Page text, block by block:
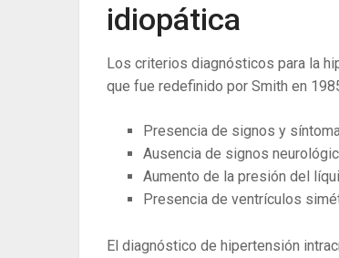
idiopática
Los criterios diagnósticos para la
que fue redefinido por Smith en
Presencia de signos y
Ausencia de signos
Aumento de la presión del
Presencia de ventrículos
El diagnóstico de hipertensión